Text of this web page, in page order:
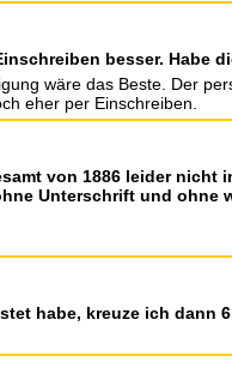
besser. Habe
wäre das Beste. Der
eher per Einschreiben.
von 1886 leider
Unterschrift und ohne
habe, kreuze ich dann